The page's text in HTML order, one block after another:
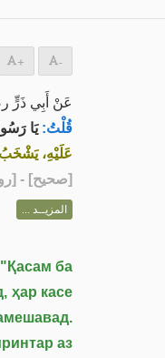
+ -
عَنْ أَبِي ذَرٍّ
قُلْتُ: يَا
عَلَيْهِ،
[صحيح] -
المزيــد ...
"Қасам ба
ҳар касе
аз